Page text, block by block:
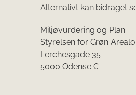
Alternativt kan bidraget
Miljøvurdering og Plan
Styrelsen for Grøn
Lerchesgade 35
5000 Odense C